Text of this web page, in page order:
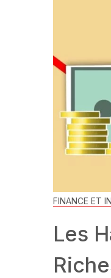
FINANCE ET
Les